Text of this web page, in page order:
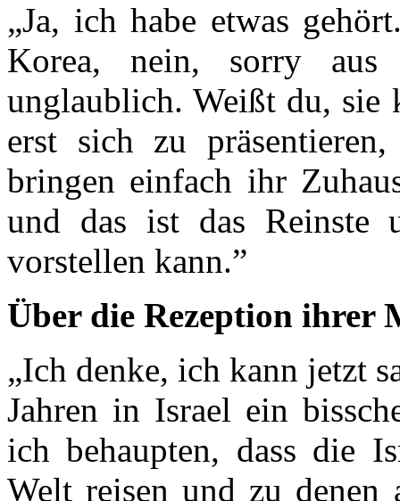
„Ja, ich habe etwas
Korea, nein, sorry
unglaublich. Weißt du, sie
erst sich zu
bringen einfach ihr
und das ist das Reinste
vorstellen kann.”
Über die Rezeption ihrer
„Ich denke, ich kann jetzt
Jahren in Israel ein
ich behaupten, dass die
Welt reisen und zu